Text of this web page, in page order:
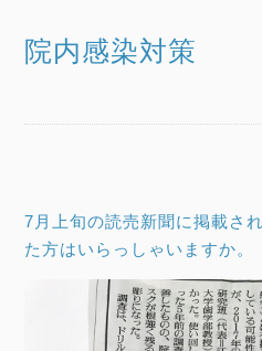
院内感染対策
7月上旬の読売新聞に掲載さ
た方はいらっしゃいますか。